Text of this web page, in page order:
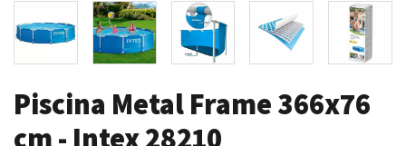
Piscina Metal Frame 366x76
cm - Intex 28210